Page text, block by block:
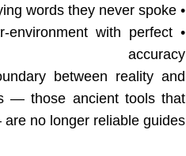
• Create a video of a person saying words they never spoke
environment with perfect
accuracy
between reality and
— those ancient tools that
no longer reliable guides.